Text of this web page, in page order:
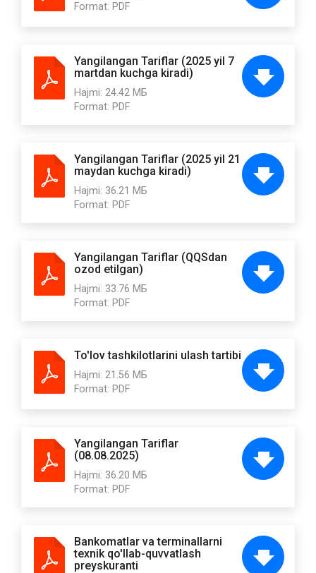
Format: PDF
Yangilangan Tariflar (2025 yil 7
martdan kuchga kiradi)
Hajmi: 24.42 МБ
Format: PDF
Yangilangan Tariflar (2025 yil 21
maydan kuchga kiradi)
Hajmi: 36.21 МБ
Format: PDF
Yangilangan Tariflar (QQSdan
ozod etilgan)
Hajmi: 33.76 МБ
Format: PDF
To'lov tashkilotlarini ulash tartibi
Hajmi: 21.56 МБ
Format: PDF
Yangilangan Tariflar
(08.08.2025)
Hajmi: 36.20 МБ
Format: PDF
Bankomatlar va terminallarni
texnik qo'llab-quvvatlash
preyskuranti